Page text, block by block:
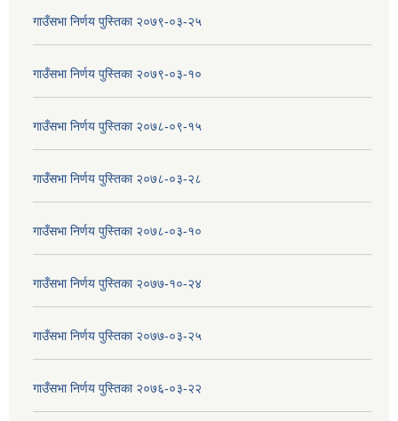
गाउँसभा निर्णय पुस्तिका २०७९-०३-२५
गाउँसभा निर्णय पुस्तिका २०७९-०३-१०
गाउँसभा निर्णय पुस्तिका २०७८-०९-१५
गाउँसभा निर्णय पुस्तिका २०७८-०३-२८
गाउँसभा निर्णय पुस्तिका २०७८-०३-१०
गाउँसभा निर्णय पुस्तिका २०७७-१०-२४
गाउँसभा निर्णय पुस्तिका २०७७-०३-२५
गाउँसभा निर्णय पुस्तिका २०७६-०३-२२